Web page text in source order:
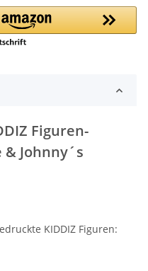
Figuren-
& Johnny´s
KIDDIZ Figuren: